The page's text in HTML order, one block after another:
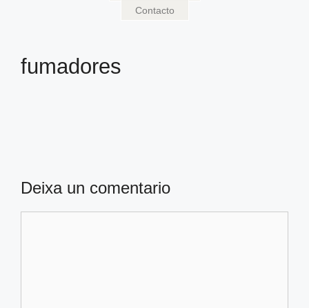
Contacto
fumadores
Deixa un comentario